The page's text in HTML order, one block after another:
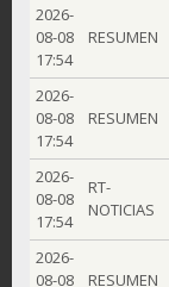
2026-
08-08
17:54
RESUMEN
2026-
08-08
17:54
RESUMEN
2026-
08-08
17:54
RT-
NOTICIAS
2026-
08-08
RESUMEN